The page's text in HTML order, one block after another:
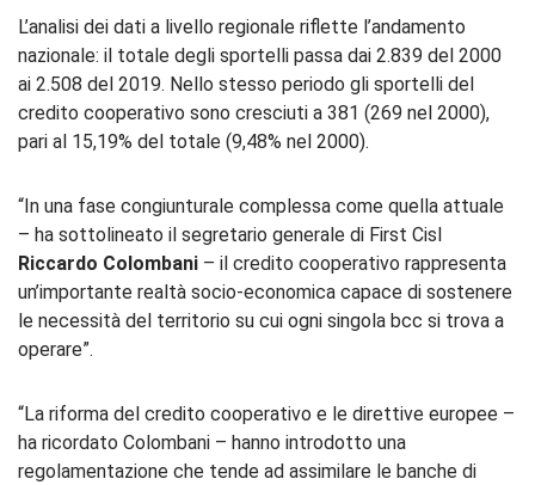
L’analisi dei dati a livello regionale riflette l’andamento
nazionale: il totale degli sportelli passa dai 2.839 del 2000
ai 2.508 del 2019. Nello stesso periodo gli sportelli del
credito cooperativo sono cresciuti a 381 (269 nel 2000),
pari al 15,19% del totale (9,48% nel 2000).
“In una fase congiunturale complessa come quella attuale
– ha sottolineato il segretario generale di First Cisl
Riccardo Colombani – il credito cooperativo rappresenta
un’importante realtà socio-economica capace di sostenere
le necessità del territorio su cui ogni singola bcc si trova a
operare”.
“La riforma del credito cooperativo e le direttive europee –
ha ricordato Colombani – hanno introdotto una
regolamentazione che tende ad assimilare le banche di